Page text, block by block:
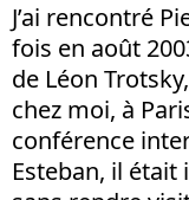
J’ai rencontré
fois en août
de Léon
chez moi, à
conférence
Esteban, il était